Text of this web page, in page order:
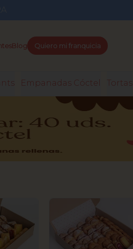
Blog Quiero mi franquicia
Empanadas Cóctel Tortas